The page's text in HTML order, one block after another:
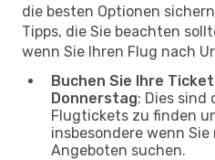
die besten Optionen
Tipps, die Sie beachten
wenn Sie Ihren Flug nach
Buchen Sie Ihre
Donnerstag: Dies sind
Flugtickets zu finden
insbesondere wenn
Angeboten suchen.